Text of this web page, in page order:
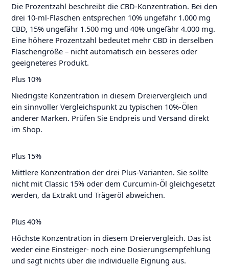
Die Prozentzahl beschreibt die CBD-Konzentration. Bei den
drei 10-ml-Flaschen entsprechen 10% ungefähr 1.000 mg
CBD, 15% ungefähr 1.500 mg und 40% ungefähr 4.000 mg.
Eine höhere Prozentzahl bedeutet mehr CBD in derselben
Flaschengröße – nicht automatisch ein besseres oder
geeigneteres Produkt.
Plus 10%
Niedrigste Konzentration in diesem Dreiervergleich und
ein sinnvoller Vergleichspunkt zu typischen 10%-Ölen
anderer Marken. Prüfen Sie Endpreis und Versand direkt
im Shop.
Plus 15%
Mittlere Konzentration der drei Plus-Varianten. Sie sollte
nicht mit Classic 15% oder dem Curcumin-Öl gleichgesetzt
werden, da Extrakt und Trägeröl abweichen.
Plus 40%
Höchste Konzentration in diesem Dreiervergleich. Das ist
weder eine Einsteiger- noch eine Dosierungsempfehlung
und sagt nichts über die individuelle Eignung aus.